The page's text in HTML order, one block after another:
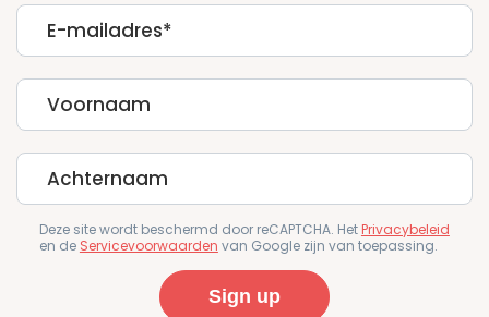
E-
mailadres
First
Name
Last
Name
Deze site wordt beschermd door reCAPTCHA. HetPrivacybeleid
en de Servicevoorwaarden van Google zijn van toepassing.